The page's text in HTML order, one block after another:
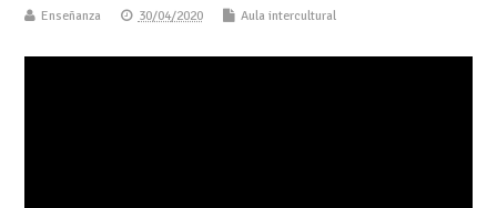
Enseñanza 30/04/2020 Aula intercultural